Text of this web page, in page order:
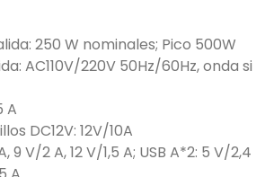
250 W nominales; Pico 500W
AC110V/220V 50Hz/60Hz, onda si
A
DC12V: 12V/10A
9 V/2 A, 12 V/1,5 A; USB A*2: 5 V/2,4